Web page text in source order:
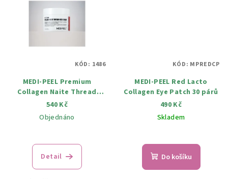
MEDI-PEEL Premium
Collagen Naite Thread
Neck cream 2.0, krém na
krk a dekolt, 100 ml
540 Kč
Objednáno
Detail
KÓD: 1486
MEDI-PEEL Red Lacto
Collagen Eye Patch 30 párů
490 Kč
Skladem
Do košíku
KÓD: MPREDCP